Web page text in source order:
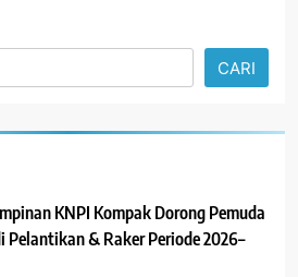
CARI
KNPI Kompak Dorong Pemuda
Pelantikan & Raker Periode 2026–